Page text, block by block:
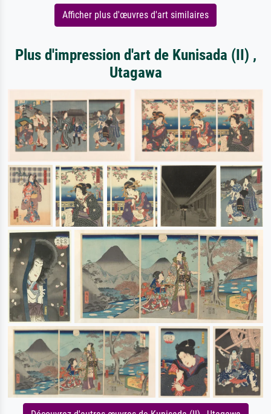
Afficher plus d'œuvres d'art similaires
Plus d'impression d'art de Kunisada (II) ,
Utagawa